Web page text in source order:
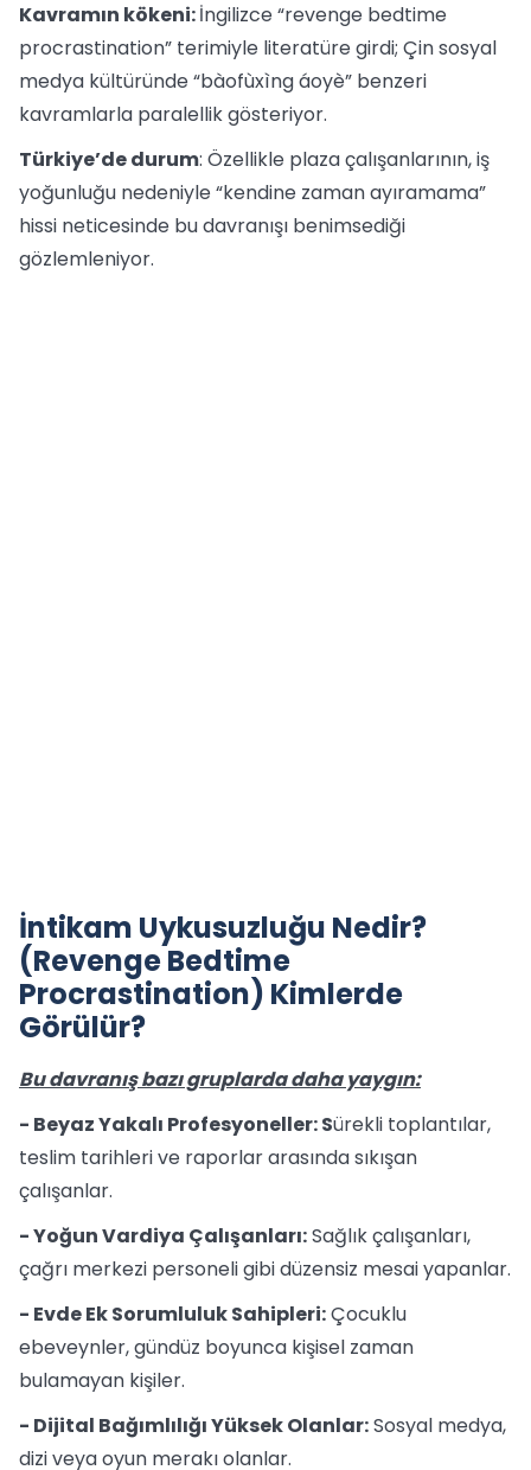
Kavramın kökeni:İngilizce “revenge bedtime
procrastination” terimiyle literatüre girdi; Çin sosyal
medya kültüründe “bàofùxìng áoyè” benzeri
kavramlarla paralellik gösteriyor.
Türkiye’de durum: Özellikle plaza çalışanlarının, iş
yoğunluğu nedeniyle “kendine zaman ayıramama”
hissi neticesinde bu davranışı benimsediği
gözlemleniyor.
İntikam Uykusuzluğu Nedir?
(Revenge Bedtime
Procrastination) Kimlerde
Görülür?
Bu davranış bazı gruplarda daha yaygın:
- Beyaz Yakalı Profesyoneller: Sürekli toplantılar,
teslim tarihleri ve raporlar arasında sıkışan
çalışanlar.
- Yoğun Vardiya Çalışanları:Sağlık çalışanları,
çağrı merkezi personeli gibi düzensiz mesai yapanlar.
- Evde Ek Sorumluluk Sahipleri:Çocuklu
ebeveynler, gündüz boyunca kişisel zaman
bulamayan kişiler.
- Dijital Bağımlılığı Yüksek Olanlar:Sosyal medya,
dizi veya oyun merakı olanlar.